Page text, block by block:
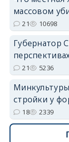
массовом
21 10698
Губернатор
21 5236
стройки у
18 2339